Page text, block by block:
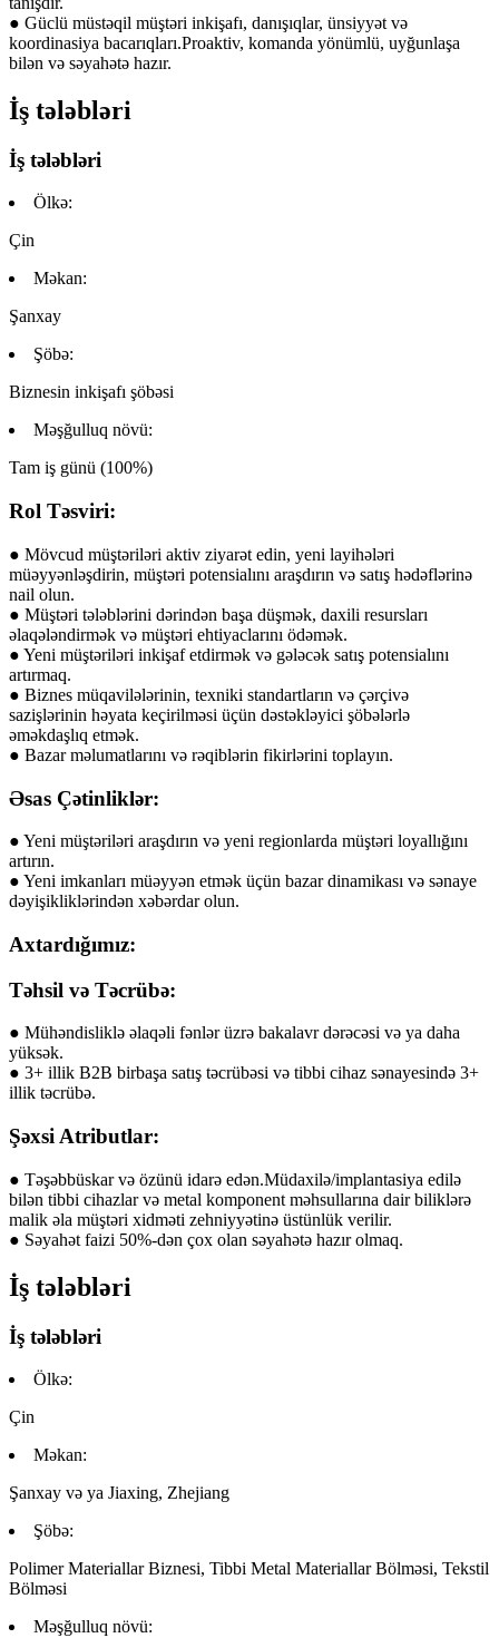
● Güclü müstəqil müştəri inkişafı, danışıqlar, ünsiyyət və
koordinasiya bacarıqları.Proaktiv, komanda yönümlü, uyğunlaşa
bilən və səyahətə hazır.
İş tələbləri
İş tələbləri
Ölkə:
Çin
Məkan:
Şanxay
Şöbə:
Biznesin inkişafı şöbəsi
Məşğulluq növü:
Tam iş günü (100%)
Rol Təsviri:
● Mövcud müştəriləri aktiv ziyarət edin, yeni layihələri
müəyyənləşdirin, müştəri potensialını araşdırın və satış hədəflərinə
nail olun.
● Müştəri tələblərini dərindən başa düşmək, daxili resursları
əlaqələndirmək və müştəri ehtiyaclarını ödəmək.
● Yeni müştəriləri inkişaf etdirmək və gələcək satış potensialını
artırmaq.
● Biznes müqavilələrinin, texniki standartların və çərçivə
sazişlərinin həyata keçirilməsi üçün dəstəkləyici şöbələrlə
əməkdaşlıq etmək.
● Bazar məlumatlarını və rəqiblərin fikirlərini toplayın.
Əsas Çətinliklər:
● Yeni müştəriləri araşdırın və yeni regionlarda müştəri loyallığını
artırın.
● Yeni imkanları müəyyən etmək üçün bazar dinamikası və sənaye
dəyişikliklərindən xəbərdar olun.
Axtardığımız:
Təhsil və Təcrübə:
● Mühəndisliklə əlaqəli fənlər üzrə bakalavr dərəcəsi və ya daha
yüksək.
● 3+ illik B2B birbaşa satış təcrübəsi və tibbi cihaz sənayesində 3+
illik təcrübə.
Şəxsi Atributlar:
● Təşəbbüskar və özünü idarə edən.Müdaxilə/implantasiya edilə
bilən tibbi cihazlar və metal komponent məhsullarına dair biliklərə
malik əla müştəri xidməti zehniyyətinə üstünlük verilir.
● Səyahət faizi 50%-dən çox olan səyahətə hazır olmaq.
İş tələbləri
İş tələbləri
Ölkə:
Çin
Məkan:
Şanxay və ya Jiaxing, Zhejiang
Şöbə:
Polimer Materiallar Biznesi, Tibbi Metal Materiallar Bölməsi, Tekstil
Bölməsi
Məşğulluq növü: